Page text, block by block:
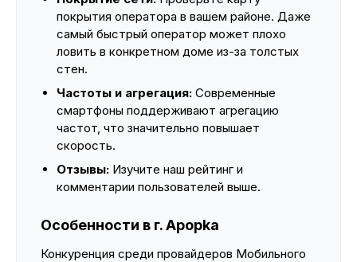
покрытия оператора в вашем районе. Даже
самый быстрый оператор может плохо
ловить в конкретном доме из-за толстых
стен.
Частоты и агрегация: Современные
смартфоны поддерживают агрегацию
частот, что значительно повышает
скорость.
Отзывы: Изучите наш рейтинг и
комментарии пользователей выше.
Особенности в г. Apopka
Конкуренция среди провайдеров Мобильного